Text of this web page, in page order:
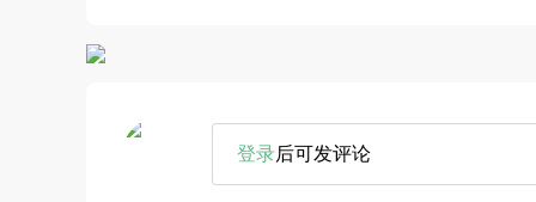
登录后可发评论